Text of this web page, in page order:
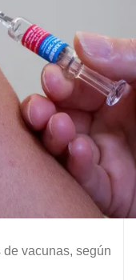
vacunas, según